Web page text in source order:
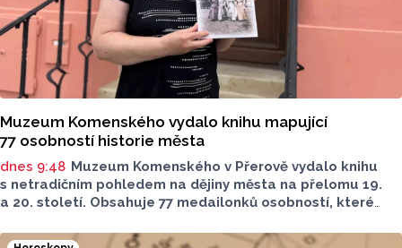
Muzeum Komenského vydalo knihu mapující
77 osobností historie města
dnes 9:48 Muzeum Komenského v Přerově vydalo knihu
s netradičním pohledem na dějiny města na přelomu 19.
a 20. století. Obsahuje 77 medailonků osobností, které
jsou doplněny dobovými snímky. Podle autorky publikace